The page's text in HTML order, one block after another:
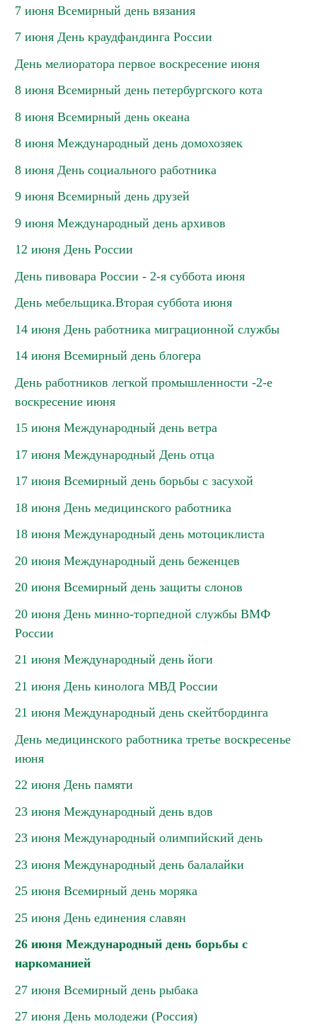
7 июня Всемирный день вязания
7 июня День краудфандинга России
День мелиоратора первое воскресение июня
8 июня Всемирный день петербургского кота
8 июня Всемирный день океана
8 июня Международный день домохозяек
8 июня День социального работника
9 июня Всемирный день друзей
9 июня Международный день архивов
12 июня День России
День пивовара России - 2-я суббота июня
День мебельщика.Вторая суббота июня
14 июня День работника миграционной службы
14 июня Всемирный день блогера
День работников легкой промышленности -2-е
воскресение июня
15 июня Международный день ветра
17 июня Международный День отца
17 июня Всемирный день борьбы с засухой
18 июня День медицинского работника
18 июня Международный день мотоциклиста
20 июня Международный день беженцев
20 июня Всемирный день защиты слонов
20 июня День минно-торпедной службы ВМФ
России
21 июня Международный день йоги
21 июня День кинолога МВД России
21 июня Международный день скейтбординга
День медицинского работника третье воскресенье
июня
22 июня День памяти
23 июня Международный день вдов
23 июня Международный олимпийский день
23 июня Международный день балалайки
25 июня Всемирный день моряка
25 июня День единения славян
26 июня Международный день борьбы с
наркоманией
27 июня Всемирный день рыбака
27 июня День молодежи (Россия)